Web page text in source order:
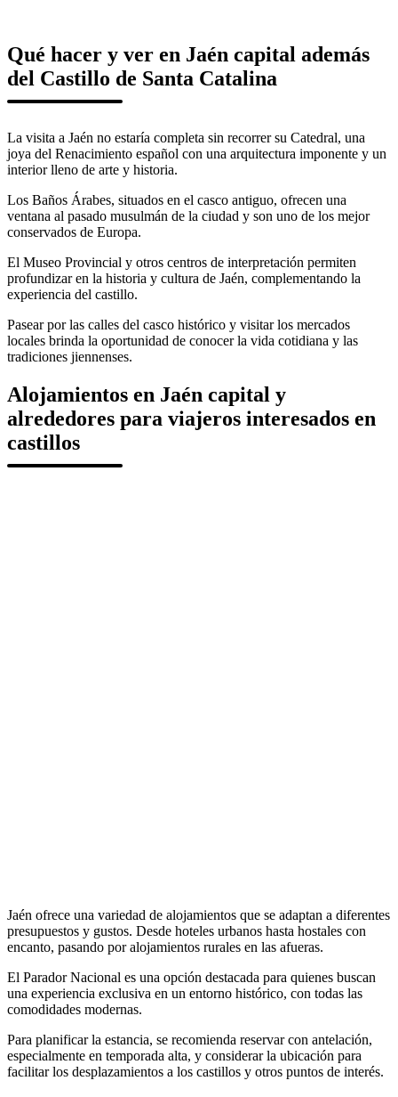
Qué hacer y ver en Jaén capital además
del Castillo de Santa Catalina
La visita a Jaén no estaría completa sin recorrer su Catedral, una
joya del Renacimiento español con una arquitectura imponente y un
interior lleno de arte y historia.
Los Baños Árabes, situados en el casco antiguo, ofrecen una
ventana al pasado musulmán de la ciudad y son uno de los mejor
conservados de Europa.
El Museo Provincial y otros centros de interpretación permiten
profundizar en la historia y cultura de Jaén, complementando la
experiencia del castillo.
Pasear por las calles del casco histórico y visitar los mercados
locales brinda la oportunidad de conocer la vida cotidiana y las
tradiciones jiennenses.
Alojamientos en Jaén capital y
alrededores para viajeros interesados en
castillos
Jaén ofrece una variedad de alojamientos que se adaptan a diferentes
presupuestos y gustos. Desde hoteles urbanos hasta hostales con
encanto, pasando por alojamientos rurales en las afueras.
El Parador Nacional es una opción destacada para quienes buscan
una experiencia exclusiva en un entorno histórico, con todas las
comodidades modernas.
Para planificar la estancia, se recomienda reservar con antelación,
especialmente en temporada alta, y considerar la ubicación para
facilitar los desplazamientos a los castillos y otros puntos de interés.